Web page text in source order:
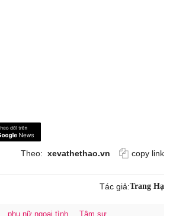
Theo: xevathethao.vn copy link
Tác giả:Trang Hạ
phụ nữ ngoại tình Tâm sự